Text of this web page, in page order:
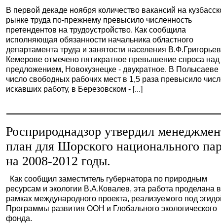
В первой декаде ноября количество вакансий на
рынке труда по-прежнему превысило численность
претендентов на трудоустройство. Как сообщила
исполняющая обязанности начальника областного
департамента труда и занятости населения
Кемерове отмечено пятикратное превышение спроса над
предложением, Новокузнецке - двукратное. В Полысаеве
число свободных рабочих мест в 1,5 раза превысило
искавших работу, в Березовском - [...]
Росприроднадзор утвердил
план для Шорского национального
на 2008-2012 годы.
Как сообщил заместитель губернатора по природным
ресурсам и экологии В.А.Ковалев, эта работа проделана в
рамках международного проекта, реализуемого под
Программы развития ООН и Глобального экологического
фонда.